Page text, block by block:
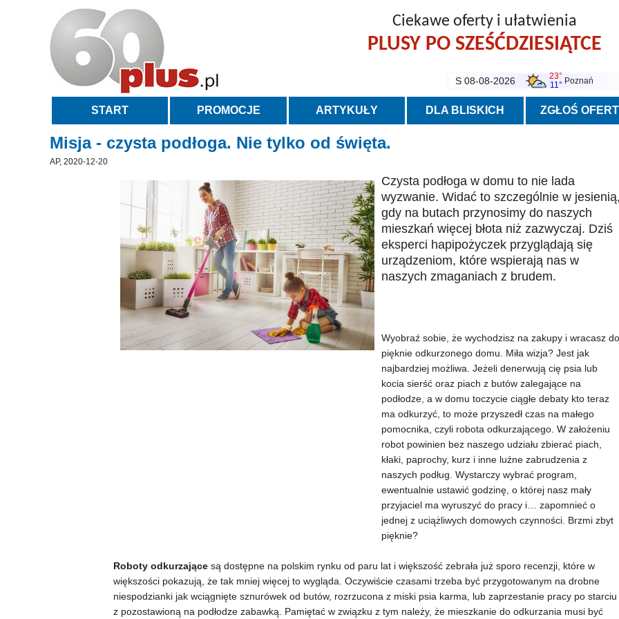
Ciekawe oferty i ułatwienia
PLUSY PO SZEŚĆDZIESIĄTCE
S 08-08-2026
23°
11° Poznań
START PROMOCJE ARTYKUŁY DLA BLISKICH ZGŁOŚ
Misja - czysta podłoga. Nie tylko od święta.
AP, 2020-12-20
Czysta podłoga w domu to nie lada
wyzwanie. Widać to szczególnie w
gdy na butach przynosimy do naszych
mieszkań więcej błota niż zazwyczaj. Dziś
eksperci hapipożyczek przyglądają się
urządzeniom, które wspierają nas w
naszych zmaganiach z brudem.
Wyobraź sobie, że wychodzisz na zakupy i wracasz do
pięknie odkurzonego domu. Miła wizja? Jest jak
najbardziej możliwa. Jeżeli denerwują cię psia lub
kocia sierść oraz piach z butów zalegające na
podłodze, a w domu toczycie ciągłe debaty kto teraz
ma odkurzyć, to może przyszedł czas na małego
pomocnika, czyli robota odkurzającego. W założeniu
robot powinien bez naszego udziału zbierać piach,
kłaki, paprochy, kurz i inne luźne zabrudzenia z
naszych podług. Wystarczy wybrać program,
ewentualnie ustawić godzinę, o której nasz mały
przyjaciel ma wyruszyć do pracy i… zapomnieć o
jednej z uciążliwych domowych czynności. Brzmi zbyt
pięknie?
Roboty odkurzające są dostępne na polskim rynku od paru lat i większość zebrała już sporo recenzji, które w
większości pokazują, że tak mniej więcej to wygląda. Oczywiście czasami trzeba być przygotowanym na drobne
niespodzianki jak wciągnięte sznurówek od butów, rozrzucona z miski psia karma, lub zaprzestanie pracy po starciu
z pozostawioną na podłodze zabawką. Pamiętać w związku z tym należy, że mieszkanie do odkurzania musi być